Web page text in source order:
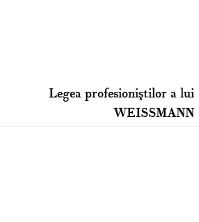
Legea profesioniştilor a lui
WEISSMANN